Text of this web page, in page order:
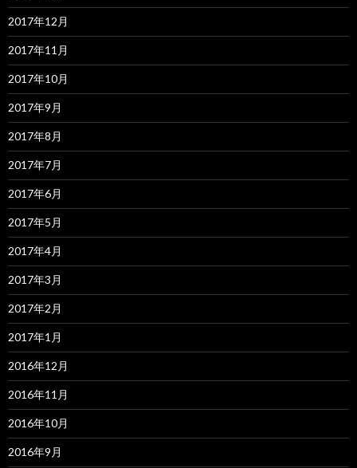
2017年12月
2017年11月
2017年10月
2017年9月
2017年8月
2017年7月
2017年6月
2017年5月
2017年4月
2017年3月
2017年2月
2017年1月
2016年12月
2016年11月
2016年10月
2016年9月